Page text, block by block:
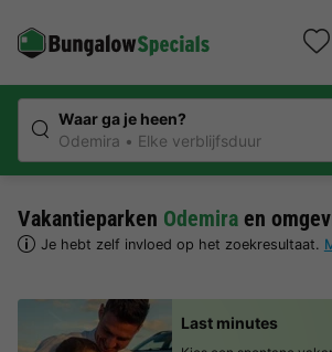
Waar ga je heen?
Odemira
Elke verblijfsduur
Vakantieparken Odemira en
Je hebt zelf invloed op het zoekresultaat.
Last minutes